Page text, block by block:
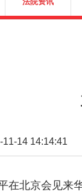
14 14:14:41
北京会见来